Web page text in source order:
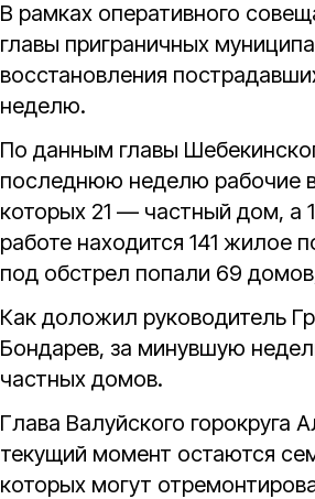
В рамках оперативного
главы приграничных
восстановления
неделю.
По данным главы
последнюю неделю рабочие
которых 21 — частный дом, а
работе находится 141
под обстрел попали 69
Как доложил руководитель
Бондарев, за минувшую
частных домов.
Глава Валуйского горокруга
текущий момент остаются
которых могут